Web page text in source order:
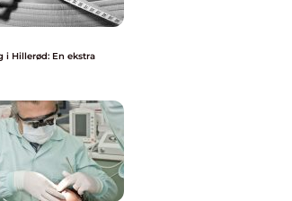
i Hillerød: En ekstra